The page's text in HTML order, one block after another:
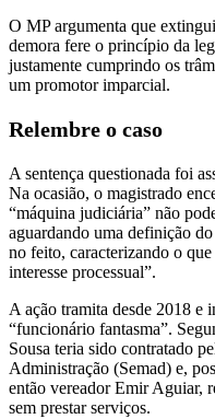
O MP argumenta que
demora fere o princípio da
justamente cumprindo os
um promotor imparcial.
Relembre o caso
A sentença questionada foi
Na ocasião, o magistrado
“máquina judiciária” não
aguardando uma definição
no feito, caracterizando o
interesse processual”.
A ação tramita desde 2018 e
“funcionário fantasma”.
Sousa teria sido contratado
Administração (Semad) e,
então vereador Emir Aguiar,
sem prestar serviços.